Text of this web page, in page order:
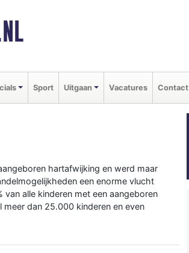
Sport Uitgaan Vacatures Contact
hartafwijking en werd maar
een enorme vlucht
alle kinderen met een aangeboren
dan 25.000 kinderen en even